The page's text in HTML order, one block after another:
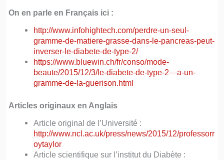
On en parle en Français ici :
http://www.infohightech.com/perdre-un-seul-
gramme-de-matiere-grasse-dans-le-pancreas-peut-
inverser-le-diabete-de-type-2/
https://www.bluewin.ch/fr/conso/mode-
beaute/2015/12/3/le-diabete-de-type-2—a-un-
gramme-de-la-guerison.html
Articles originaux en Anglais
Article original de l’Université :
http://www.ncl.ac.uk/press/news/2015/12/professorr
oytaylor
Article scientifique sur l’institut du Diabète :